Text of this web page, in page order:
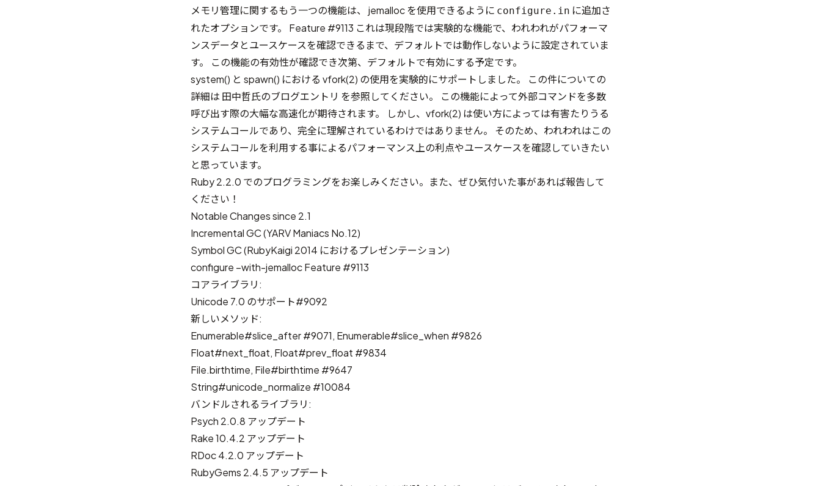
メモリ管理に関するもう一つの機能は、 jemalloc を使用できるように configure.in に追加さ
れたオプションです。 Feature #9113 これは現段階では実験的な機能で、われわれがパフォーマ
ンスデータとユースケースを確認できるまで、デフォルトでは動作しないように設定されていま
す。 この機能の有効性が確認でき次第、デフォルトで有効にする予定です。
system() と spawn() における vfork(2) の使用を実験的にサポートしました。 この件についての
詳細は 田中哲氏のブログエントリ を参照してください。 この機能によって外部コマンドを多数
呼び出す際の大幅な高速化が期待されます。 しかし、vfork(2) は使い方によっては有害たりうる
システムコールであり、完全に理解されているわけではありません。 そのため、われわれはこの
システムコールを利用する事によるパフォーマンス上の利点やユースケースを確認していきたい
と思っています。
Ruby 2.2.0 でのプログラミングをお楽しみください。また、ぜひ気付いた事があれば報告して
ください！
Notable Changes since 2.1
Incremental GC(YARV Maniacs No.12)
Symbol GC(RubyKaigi 2014 におけるプレゼンテーション)
configure –with-jemallocFeature #9113
コアライブラリ:
Unicode 7.0 のサポート#9092
新しいメソッド:
Enumerable#slice_after#9071, Enumerable#slice_when #9826
Float#next_float, Float#prev_float #9834
File.birthtime, File#birthtime #9647
String#unicode_normalize #10084
バンドルされるライブラリ:
Psych 2.0.8 アップデート
Rake 10.4.2 アップデート
RDoc 4.2.0 アップデート
RubyGems 2.4.5 アップデート